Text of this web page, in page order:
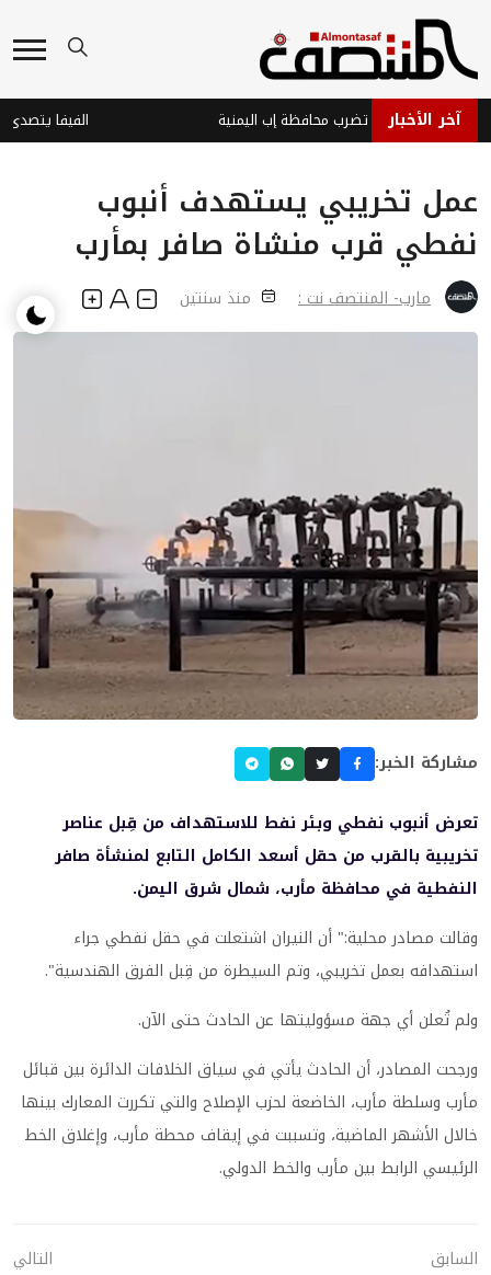
آخر الأخبار
3.9 تضرب محافظة إب اليمنية الفيفا يتصدى
عمل تخريبي يستهدف أنبوب
نفطي قرب منشاة صافر بمأرب
مارب- المنتصف نت : منذ سنتين
مشاركة الخبر:
تعرض أنبوب نفطي وبئر نفط للاستهداف من قِبل عناصر
تخريبية بالقرب من حقل أسعد الكامل التابع لمنشأة صافر
النفطية في محافظة مأرب، شمال شرق اليمن.
وقالت مصادر محلية:" أن النيران اشتعلت في حقل نفطي جراء
استهدافه بعمل تخريبي، وتم السيطرة من قِبل الفرق الهندسية".
ولم تُعلن أي جهة مسؤوليتها عن الحادث حتى الآن.
ورجحت المصادر، أن الحادث يأتي في سياق الخلافات الدائرة بين قبائل
مأرب وسلطة مأرب، الخاضعة لحزب الإصلاح والتي تكررت المعارك بينها
خالال الأشهر الماضية، وتسببت في إيقاف محطة مأرب، وإغلاق الخط
الرئيسي الرابط بين مأرب والخط الدولي.
السابق
التالي